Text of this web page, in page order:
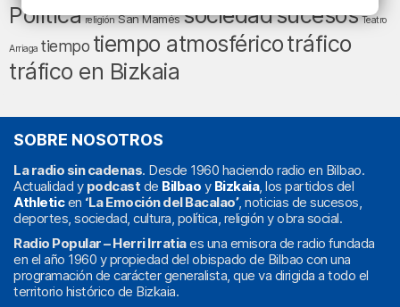
Política religión San Mamés sociedadsucesos Teatro
Arriaga tiempo tiempo atmosféricotráfico
tráfico en Bizkaia
SOBRE NOSOTROS
La radio sin cadenas. Desde 1960 haciendo radio en Bilbao.
Actualidad y podcast de Bilbao y Bizkaia, los partidos del
Athleticen ‘La Emoción del Bacalao’, noticias de sucesos,
deportes, sociedad, cultura, política, religión y obra social.
Radio Popular – Herri Irratiaes una emisora de radio fundada
en el año 1960 y propiedad del obispado de Bilbao con una
programación de carácter generalista, que va dirigida a todo el
territorio histórico de Bizkaia.